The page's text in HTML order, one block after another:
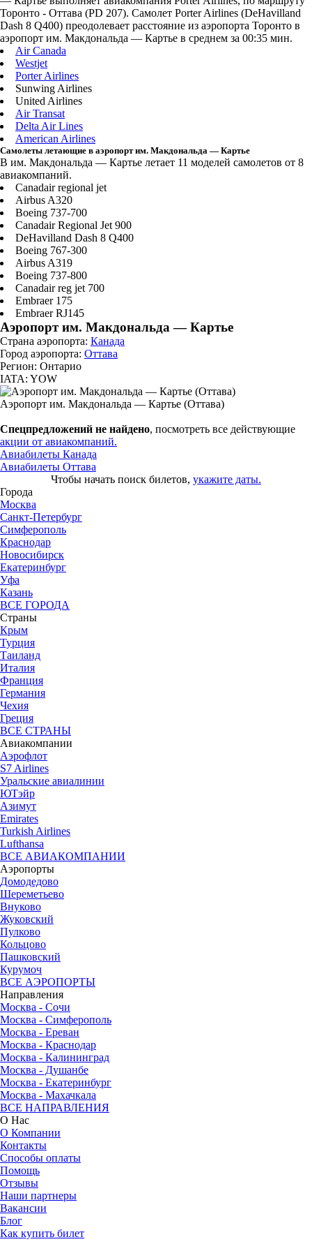
Торонто - Оттава (PD 207). Самолет Porter Airlines (DeHavilland
Dash 8 Q400) преодолевает расстояние из аэропорта Торонто в
аэропорт им. Макдональда — Картье в среднем за 00:35 мин.
Air Canada
Westjet
Porter Airlines
Sunwing Airlines
United Airlines
Air Transat
Delta Air Lines
American Airlines
Самолеты летающие в аэропорт им. Макдональда — Картье
В им. Макдональда — Картье летает 11 моделей самолетов от 8
авиакомпаний.
Canadair regional jet
Airbus A320
Boeing 737-700
Canadair Regional Jet 900
DeHavilland Dash 8 Q400
Boeing 767-300
Airbus A319
Boeing 737-800
Canadair reg jet 700
Embraer 175
Embraer RJ145
Аэропорт им. Макдональда — Картье
Страна аэропорта: Канада
Город аэропорта: Оттава
Регион: Онтарио
IATA: YOW
Аэропорт им. Макдональда — Картье (Оттава)
Спецпредложений не найдено, посмотреть все действующие
акции от авиакомпаний.
Авиабилеты Канада
Авиабилеты Оттава
Чтобы начать поиск билетов, укажите даты.
Города
Москва
Санкт-Петербург
Симферополь
Краснодар
Новосибирск
Екатеринбург
Уфа
Казань
ВСЕ ГОРОДА
Страны
Крым
Турция
Таиланд
Италия
Франция
Германия
Чехия
Греция
ВСЕ СТРАНЫ
Авиакомпании
Аэрофлот
S7 Airlines
Уральские авиалинии
ЮТэйр
Азимут
Emirates
Turkish Airlines
Lufthansa
ВСЕ АВИАКОМПАНИИ
Аэропорты
Домодедово
Шереметьево
Внуково
Жуковский
Пулково
Кольцово
Пашковский
Курумоч
ВСЕ АЭРОПОРТЫ
Направления
Москва - Сочи
Москва - Симферополь
Москва - Ереван
Москва - Краснодар
Москва - Калининград
Москва - Душанбе
Москва - Екатеринбург
Москва - Махачкала
ВСЕ НАПРАВЛЕНИЯ
О Нас
О Компании
Контакты
Способы оплаты
Помощь
Отзывы
Наши партнеры
Вакансии
Блог
Как купить билет